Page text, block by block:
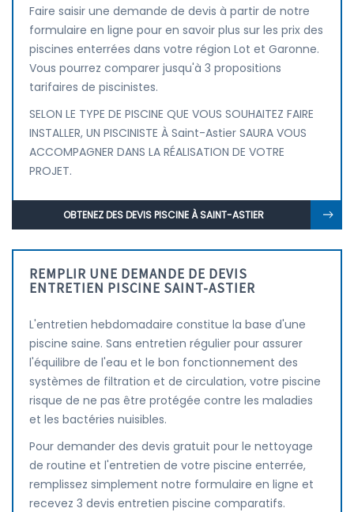
Faire saisir une demande de devis à partir de notre
formulaire en ligne pour en savoir plus sur les prix des
piscines enterrées dans votre région Lot et Garonne.
Vous pourrez comparer jusqu'à 3 propositions
tarifaires de piscinistes.
SELON LE TYPE DE PISCINE QUE VOUS SOUHAITEZ FAIRE
INSTALLER, UN PISCINISTE À Saint-Astier SAURA VOUS
ACCOMPAGNER DANS LA RÉALISATION DE VOTRE
PROJET.
OBTENEZ DES DEVIS PISCINE À SAINT-ASTIER
REMPLIR UNE DEMANDE DE DEVIS
ENTRETIEN PISCINE SAINT-ASTIER
L'entretien hebdomadaire constitue la base d'une
piscine saine. Sans entretien régulier pour assurer
l'équilibre de l'eau et le bon fonctionnement des
systèmes de filtration et de circulation, votre piscine
risque de ne pas être protégée contre les maladies
et les bactéries nuisibles.
Pour demander des devis gratuit pour le nettoyage
de routine et l'entretien de votre piscine enterrée,
remplissez simplement notre formulaire en ligne et
recevez 3 devis entretien piscine comparatifs.